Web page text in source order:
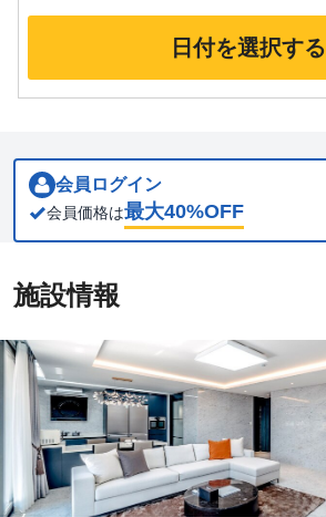
日付を選択する
会員ログイン
会員価格は最大40%OFF
施設情報